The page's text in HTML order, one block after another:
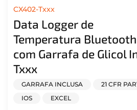
CX402-Txxx
Data Logger de
Temperatura
com Garrafa de Glicol
Txxx
GARRAFA INCLUSA 21 CFR
IOS
EXCEL